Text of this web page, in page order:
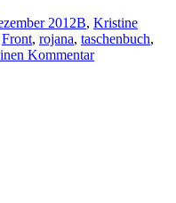
2012B, Kristine
Front, rojana, taschenbuch,
Kommentarzu